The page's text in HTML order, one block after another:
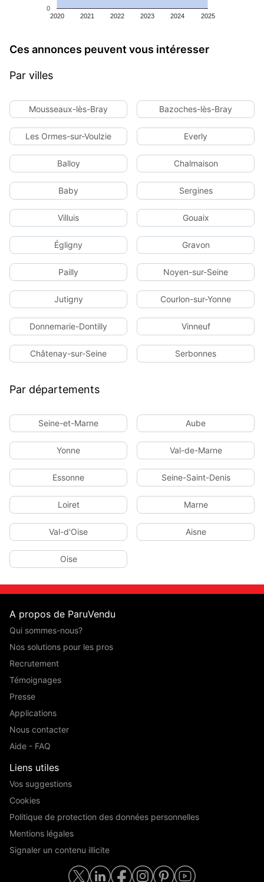
2020 2021 2022 2023 2024 2025
0
Ces annonces peuvent vous intéresser
Par villes
Mousseaux-lès-Bray Bazoches-lès-Bray
Les Ormes-sur-Voulzie Everly
Balloy Chalmaison
Baby Sergines
Villuis Gouaix
Égligny Gravon
Pailly Noyen-sur-Seine
Jutigny Courlon-sur-Yonne
Donnemarie-Dontilly Vinneuf
Châtenay-sur-Seine Serbonnes
Par départements
Seine-et-Marne Aube
Yonne Val-de-Marne
Essonne Seine-Saint-Denis
Loiret Marne
Val-d'Oise Aisne
Oise
A propos de ParuVendu
Qui sommes-nous?
Nos solutions pour les pros
Recrutement
Témoignages
Presse
Applications
Nous contacter
Aide - FAQ
Liens utiles
Vos suggestions
Cookies
Politique de protection des données personnelles
Mentions légales
Signaler un contenu illicite